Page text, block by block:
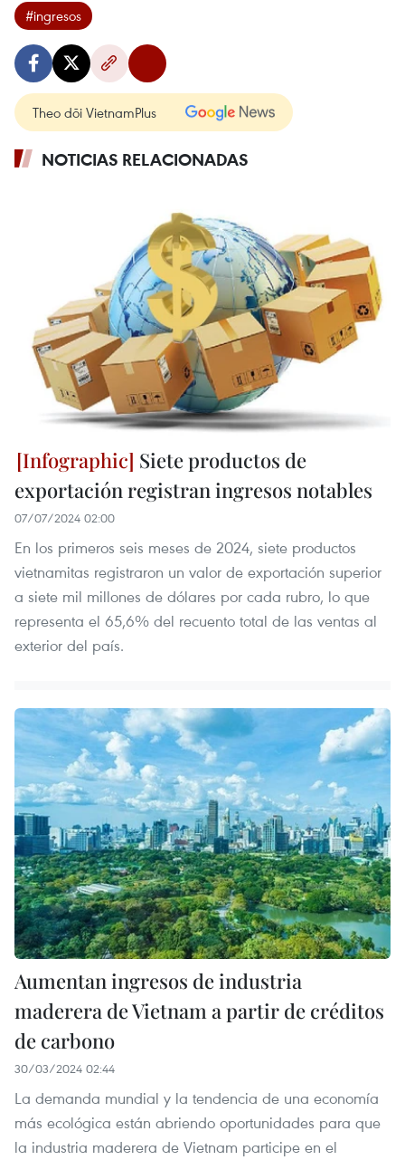
#ingresos
Theo dõi VietnamPlus
NOTICIAS RELACIONADAS
Siete productos de
exportación registran ingresos notables
07/07/2024 02:00
En los primeros seis meses de 2024, siete productos
vietnamitas registraron un valor de exportación superior
a siete mil millones de dólares por cada rubro, lo que
representa el 65,6% del recuento total de las ventas al
exterior del país.
Aumentan ingresos de industria
maderera de Vietnam a partir de créditos
de carbono
30/03/2024 02:44
La demanda mundial y la tendencia de una economía
más ecológica están abriendo oportunidades para que
la industria maderera de Vietnam participe en el